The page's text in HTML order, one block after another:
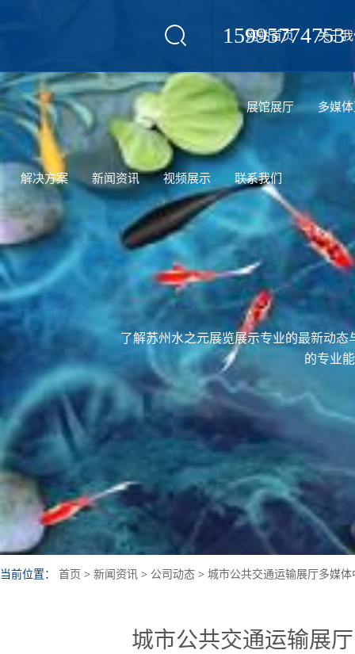
15995774753
网站首页 关于
展馆展厅 多媒
解决方案 新闻资讯 视频展示 联系我们
了解苏州水之元展览展示专业的最新动
的专业
当前位置： 首页 > 新闻资讯 > 公司动态 > 城市公共交通运输展厅多媒
城市公共交通运输展